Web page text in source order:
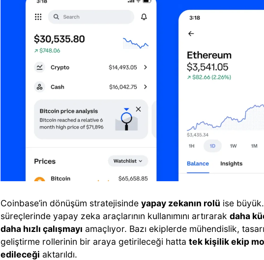
Coinbase’in dönüşüm stratejisinde yapay zekanın rolü ise
süreçlerinde yapay zeka araçlarının kullanımını artırarak daha
daha hızlı çalışmayı amaçlıyor. Bazı ekiplerde mühendislik,
geliştirme rollerinin bir araya getirileceği hatta tek kişilik ekip
edileceği aktarıldı.